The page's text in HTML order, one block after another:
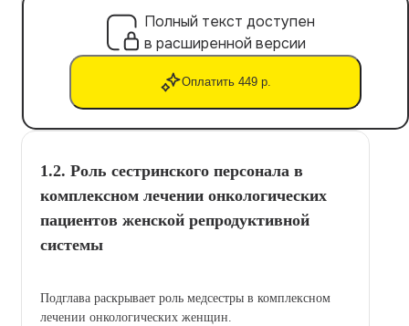
Полный текст доступен
в расширенной версии
Оплатить 449 р.
1.2. Роль сестринского персонала в
комплексном лечении онкологических
пациентов женской репродуктивной
системы
Подглава раскрывает роль медсестры в комплексном
лечении онкологических женщин.